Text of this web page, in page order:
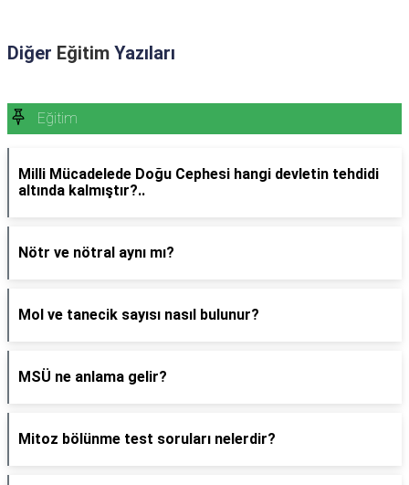
Diğer Eğitim Yazıları
Eğitim
Milli Mücadelede Doğu Cephesi hangi devletin tehdidi
altında kalmıştır?..
Nötr ve nötral aynı mı?
Mol ve tanecik sayısı nasıl bulunur?
MSÜ ne anlama gelir?
Mitoz bölünme test soruları nelerdir?